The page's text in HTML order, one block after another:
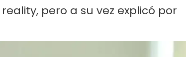
pero a su vez explicó por